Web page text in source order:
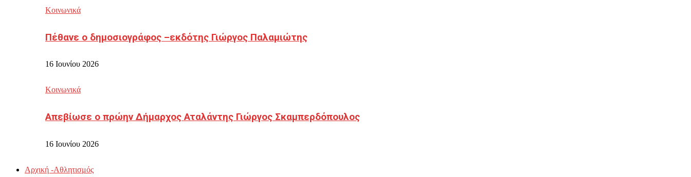
Κοινωνικά
Πέθανε ο δημοσιογράφος –εκδότης Γιώργος Παλαμιώτης
16 Ιουνίου 2026
Κοινωνικά
Απεβίωσε ο πρώην Δήμαρχος Αταλάντης Γιώργος Σκαμπερδόπουλος
16 Ιουνίου 2026
Αρχική -Αθλητισμός